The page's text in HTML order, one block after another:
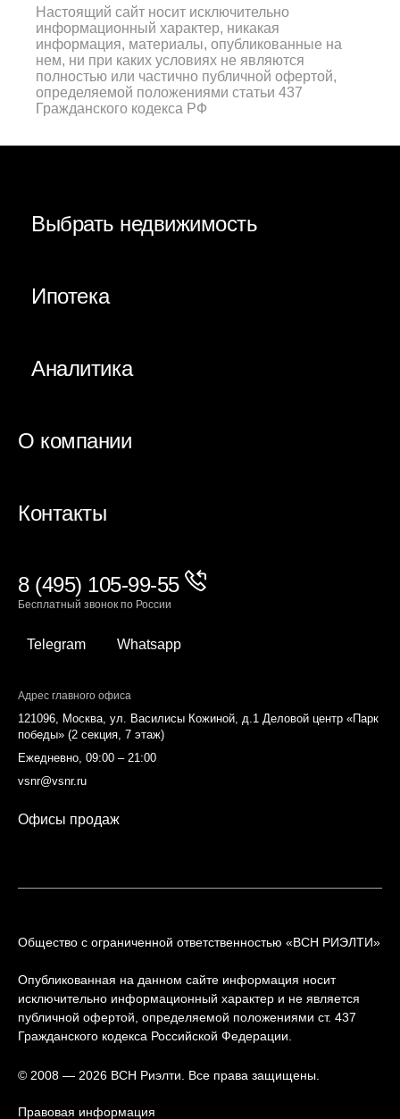
Настоящий сайт носит исключительно
информационный характер, никакая
информация, материалы, опубликованные на
нем, ни при каких условиях не являются
полностью или частично публичной офертой,
определяемой положениями статьи 437
Гражданского кодекса РФ
Выбрать недвижимость
Ипотека
Аналитика
О компании
Контакты
8 (495) 105-99-55
Бесплатный звонок по России
Telegram Whatsapp
Адрес главного офиса
121096, Москва, ул. Василисы Кожиной, д.1 Деловой центр «Парк
победы» (2 секция, 7 этаж)
Ежедневно, 09:00 – 21:00
vsnr@vsnr.ru
Офисы продаж
Общество с ограниченной ответственностью «ВСН РИЭЛТИ»
Опубликованная на данном сайте информация носит
исключительно информационный характер и не является
публичной офертой, определяемой положениями ст. 437
Гражданского кодекса Российской Федерации.
© 2008 — 2026 ВСН Риэлти. Все права защищены.
Правовая информация